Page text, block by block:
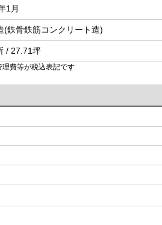
1月
(鉄骨鉄筋コンクリート造)
/ 27.71坪
費等が税込表記です